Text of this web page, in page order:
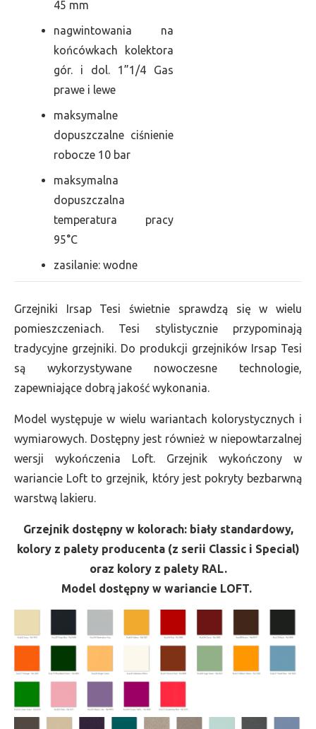
45 mm
nagwintowania na
końcówkach kolektora
gór. i dol. 1”1/4 Gas
prawe i lewe
maksymalne
dopuszczalne ciśnienie
robocze 10 bar
maksymalna
dopuszczalna
temperatura pracy
95°C
zasilanie: wodne
Grzejniki Irsap Tesi świetnie sprawdzą się w wielu
pomieszczeniach. Tesi stylistycznie przypominają
tradycyjne grzejniki. Do produkcji grzejników Irsap Tesi
są wykorzystywane nowoczesne technologie,
zapewniające dobrą jakość wykonania.
Model występuje w wielu wariantach kolorystycznych i
wymiarowych. Dostępny jest również w niepowtarzalnej
wersji wykończenia Loft. Grzejnik wykończony w
wariancie Loft to grzejnik, który jest pokryty bezbarwną
warstwą lakieru.
Grzejnik dostępny w kolorach: biały standardowy,
kolory z palety producenta (z serii Classic i Special)
oraz kolory z palety RAL.
Model dostępny w wariancie LOFT.